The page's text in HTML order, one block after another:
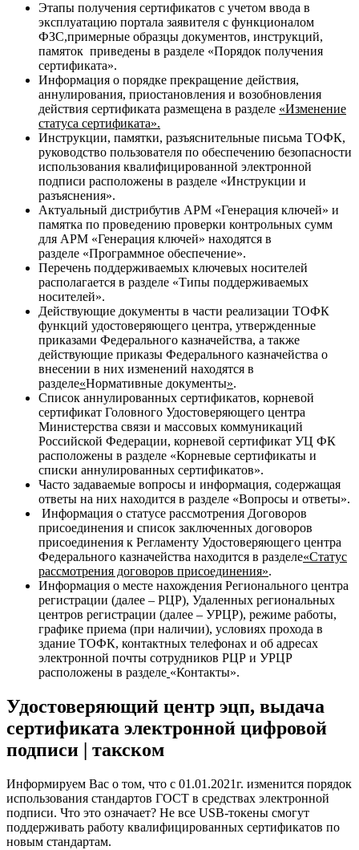
Этапы получения сертификатов с учетом ввода в
эксплуатацию портала заявителя с функционалом
ФЗС,примерные образцы документов, инструкций,
памяток приведены в разделе «Порядок получения
сертификата».
Информация о порядке прекращение действия,
аннулирования, приостановления и возобновления
действия сертификата размещена в разделе «Изменение
статуса сертификата».
Инструкции, памятки, разъяснительные письма ТОФК,
руководство пользователя по обеспечению безопасности
использования квалифицированной электронной
подписи расположены в разделе «Инструкции и
разъяснения».
Актуальный дистрибутив АРМ «Генерация ключей» и
памятка по проведению проверки контрольных сумм
для АРМ «Генерация ключей» находятся в
разделе «Программное обеспечение».
Перечень поддерживаемых ключевых носителей
располагается в разделе «Типы поддерживаемых
носителей».
Действующие документы в части реализации ТОФК
функций удостоверяющего центра, утвержденные
приказами Федерального казначейства, а также
действующие приказы Федерального казначейства о
внесении в них изменений находятся в
разделе«Нормативные документы».
Список аннулированных сертификатов, корневой
сертификат Головного Удостоверяющего центра
Министерства связи и массовых коммуникаций
Российской Федерации, корневой сертификат УЦ ФК
расположены в разделе «Корневые сертификаты и
списки аннулированных сертификатов».
Часто задаваемые вопросы и информация, содержащая
ответы на них находится в разделе «Вопросы и ответы».
Информация о статусе рассмотрения Договоров
присоединения и список заключенных договоров
присоединения к Регламенту Удостоверяющего центра
Федерального казначейства находится в разделе«Статус
рассмотрения договоров присоединения».
Информация о месте нахождения Регионального центра
регистрации (далее – РЦР), Удаленных региональных
центров регистрации (далее – УРЦР), режиме работы,
графике приема (при наличии), условиях прохода в
здание ТОФК, контактных телефонах и об адресах
электронной почты сотрудников РЦР и УРЦР
расположены в разделе «Контакты».
Удостоверяющий центр эцп, выдача
сертификата электронной цифровой
подписи | такском
Информируем Вас о том, что с 01.01.2021г. изменится порядок
использования стандартов ГОСТ в средствах электронной
подписи. Что это означает? Не все USB-токены смогут
поддерживать работу квалифицированных сертификатов по
новым стандартам.